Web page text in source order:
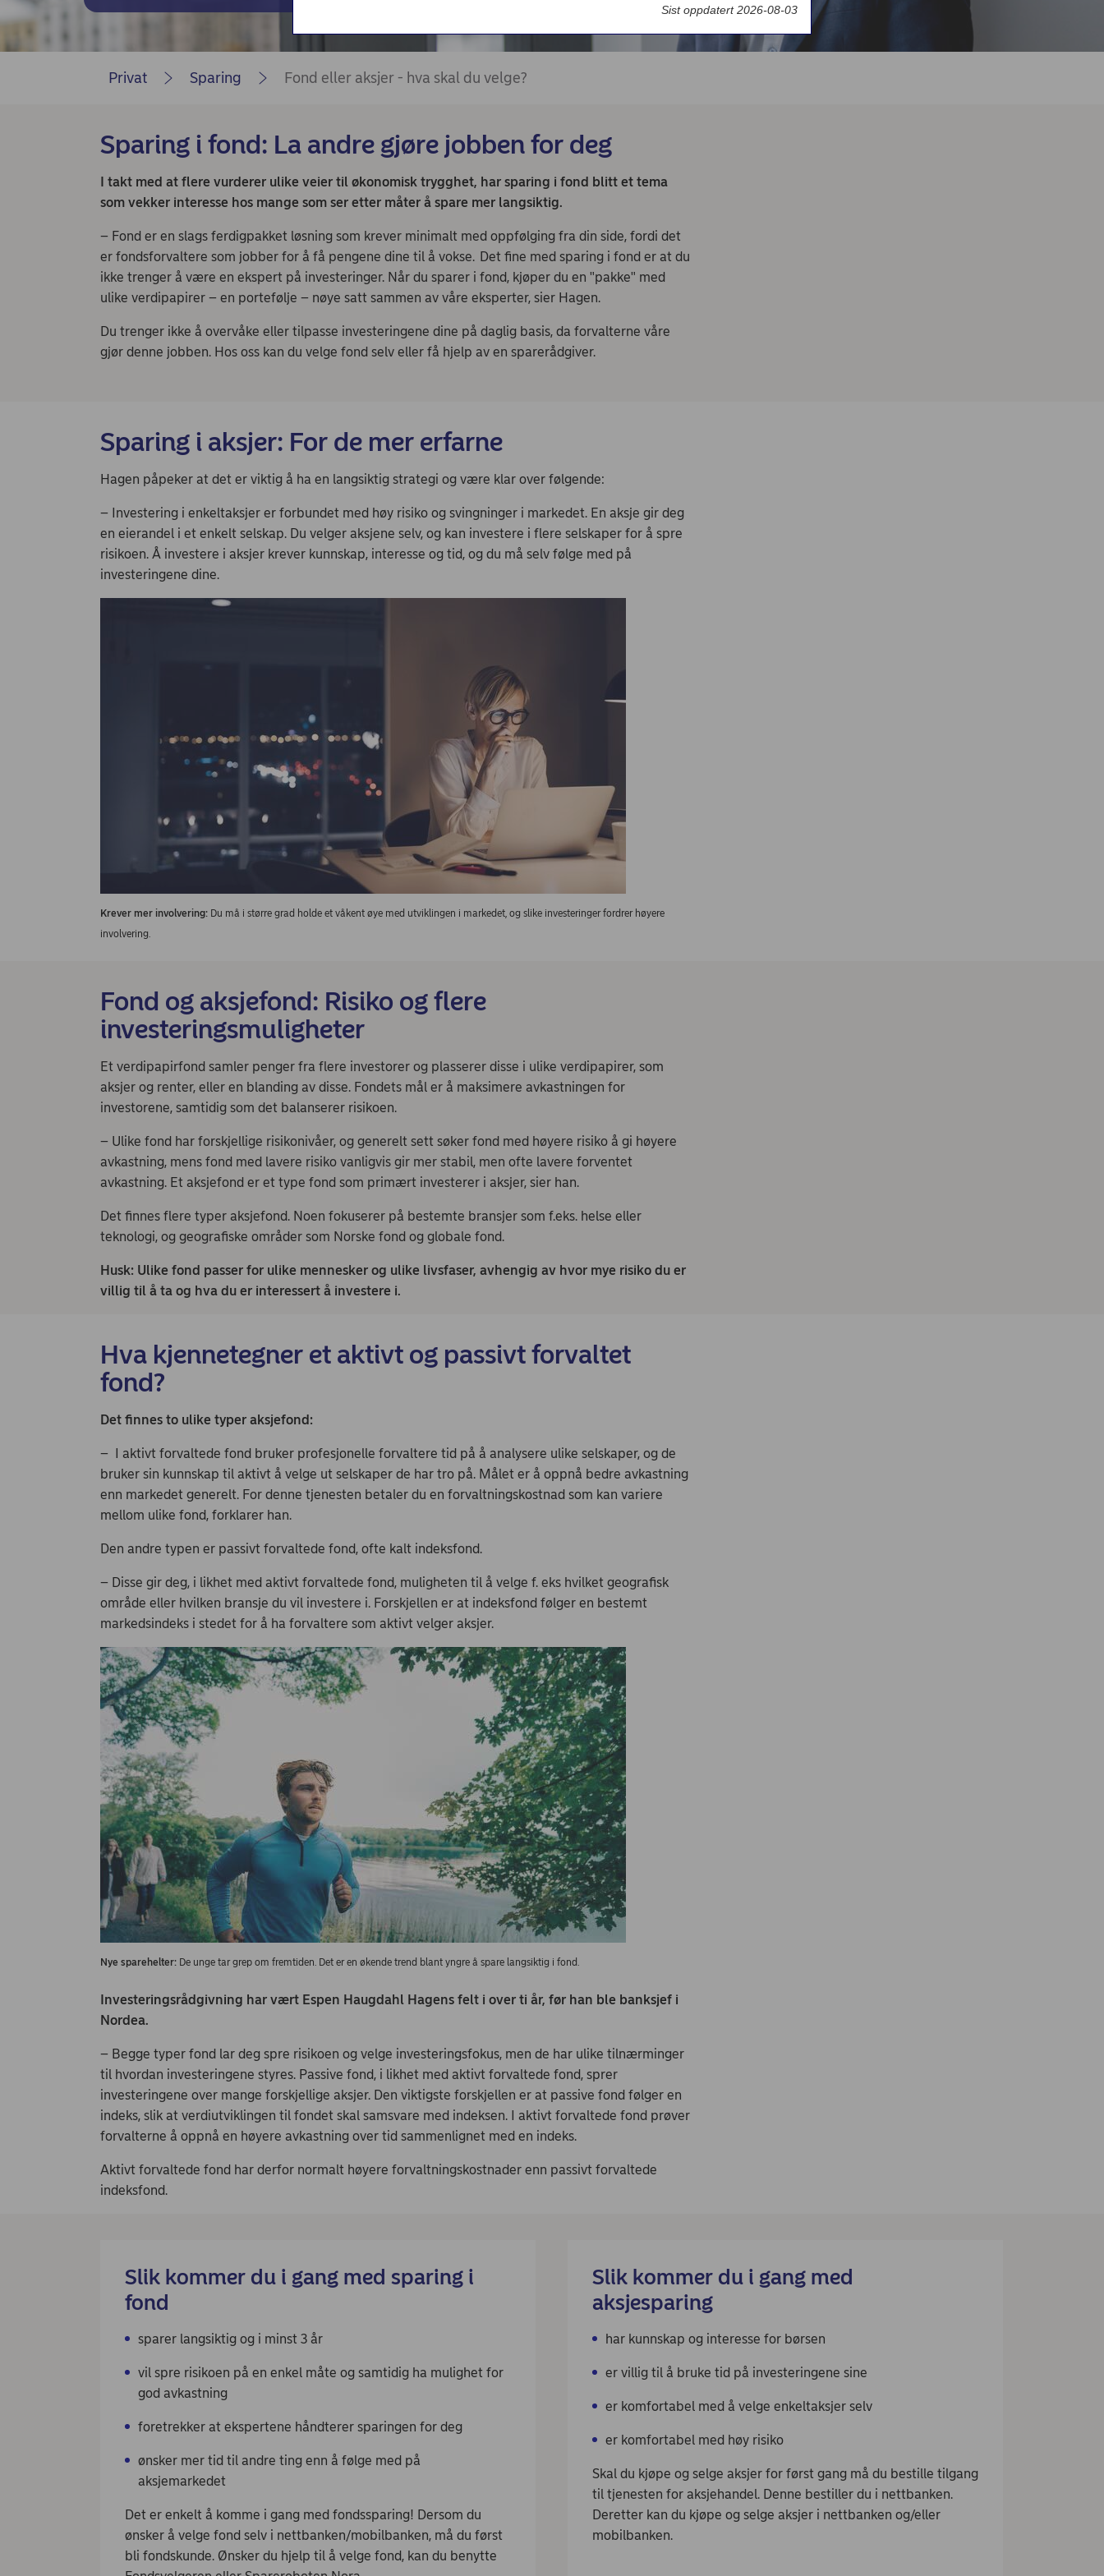
Privat Sparing Fond eller aksjer - hva skal du velge?
Sparing i fond: La andre gjøre jobben for deg
I takt med at flere vurderer ulike veier til økonomisk trygghet, har sparing i fond blitt et tema
som vekker interesse hos mange som ser etter måter å spare mer langsiktig.
– Fond er en slags ferdigpakket løsning som krever minimalt med oppfølging fra din side, fordi det
er fondsforvaltere som jobber for å få pengene dine til å vokse. Det fine med sparing i fond er at du
ikke trenger å være en ekspert på investeringer. Når du sparer i fond, kjøper du en "pakke" med
ulike verdipapirer – en portefølje – nøye satt sammen av våre eksperter, sier Hagen.
Du trenger ikke å overvåke eller tilpasse investeringene dine på daglig basis, da forvalterne våre
gjør denne jobben. Hos oss kan du velge fond selv eller få hjelp av en sparerådgiver.
Sparing i aksjer: For de mer erfarne
Hagen påpeker at det er viktig å ha en langsiktig strategi og være klar over følgende:
– Investering i enkeltaksjer er forbundet med høy risiko og svingninger i markedet. En aksje gir deg
en eierandel i et enkelt selskap. Du velger aksjene selv, og kan investere i flere selskaper for å spre
risikoen. Å investere i aksjer krever kunnskap, interesse og tid, og du må selv følge med på
investeringene dine.
Krever mer involvering: Du må i større grad holde et våkent øye med utviklingen i markedet, og slike investeringer fordrer høyere
involvering.
Fond og aksjefond: Risiko og flere
investeringsmuligheter
Et verdipapirfond samler penger fra flere investorer og plasserer disse i ulike verdipapirer, som
aksjer og renter, eller en blanding av disse. Fondets mål er å maksimere avkastningen for
investorene, samtidig som det balanserer risikoen.
– Ulike fond har forskjellige risikonivåer, og generelt sett søker fond med høyere risiko å gi høyere
avkastning, mens fond med lavere risiko vanligvis gir mer stabil, men ofte lavere forventet
avkastning. Et aksjefond er et type fond som primært investerer i aksjer, sier han.
Det finnes flere typer aksjefond. Noen fokuserer på bestemte bransjer som f.eks. helse eller
teknologi, og geografiske områder som Norske fond og globale fond.
Husk: Ulike fond passer for ulike mennesker og ulike livsfaser, avhengig av hvor mye risiko du er
villig til å ta og hva du er interessert å investere i.
Hva kjennetegner et aktivt og passivt forvaltet
fond?
Det finnes to ulike typer aksjefond:
– I aktivt forvaltede fond bruker profesjonelle forvaltere tid på å analysere ulike selskaper, og de
bruker sin kunnskap til aktivt å velge ut selskaper de har tro på. Målet er å oppnå bedre avkastning
enn markedet generelt. For denne tjenesten betaler du en forvaltningskostnad som kan variere
mellom ulike fond, forklarer han.
Den andre typen er passivt forvaltede fond, ofte kalt indeksfond.
– Disse gir deg, i likhet med aktivt forvaltede fond, muligheten til å velge f. eks hvilket geografisk
område eller hvilken bransje du vil investere i. Forskjellen er at indeksfond følger en bestemt
markedsindeks i stedet for å ha forvaltere som aktivt velger aksjer.
Nye sparehelter: De unge tar grep om fremtiden. Det er en økende trend blant yngre å spare langsiktig i fond.
Investeringsrådgivning har vært Espen Haugdahl Hagens felt i over ti år, før han ble banksjef i
Nordea.
– Begge typer fond lar deg spre risikoen og velge investeringsfokus, men de har ulike tilnærminger
til hvordan investeringene styres. Passive fond, i likhet med aktivt forvaltede fond, sprer
investeringene over mange forskjellige aksjer. Den viktigste forskjellen er at passive fond følger en
indeks, slik at verdiutviklingen til fondet skal samsvare med indeksen. I aktivt forvaltede fond prøver
forvalterne å oppnå en høyere avkastning over tid sammenlignet med en indeks.
Aktivt forvaltede fond har derfor normalt høyere forvaltningskostnader enn passivt forvaltede
indeksfond.
Slik kommer du i gang med sparing i
fond
sparer langsiktig og i minst 3 år
vil spre risikoen på en enkel måte og samtidig ha mulighet for
god avkastning
foretrekker at ekspertene håndterer sparingen for deg
ønsker mer tid til andre ting enn å følge med på
aksjemarkedet
Det er enkelt å komme i gang med fondssparing! Dersom du
ønsker å velge fond selv i nettbanken/mobilbanken, må du først
bli fondskunde. Ønsker du hjelp til å velge fond, kan du benytte
Slik kommer du i gang med
aksjesparing
har kunnskap og interesse for børsen
er villig til å bruke tid på investeringene sine
er komfortabel med å velge enkeltaksjer selv
er komfortabel med høy risiko
Skal du kjøpe og selge aksjer for først gang må du bestille tilgang
til tjenesten for aksjehandel. Denne bestiller du i nettbanken.
Deretter kan du kjøpe og selge aksjer i nettbanken og/eller
mobilbanken.
Sist oppdatert 2026-08-03